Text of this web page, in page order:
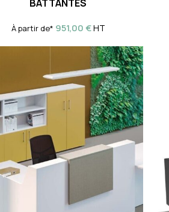
BATTANTES
À partir de* 951,00€HT